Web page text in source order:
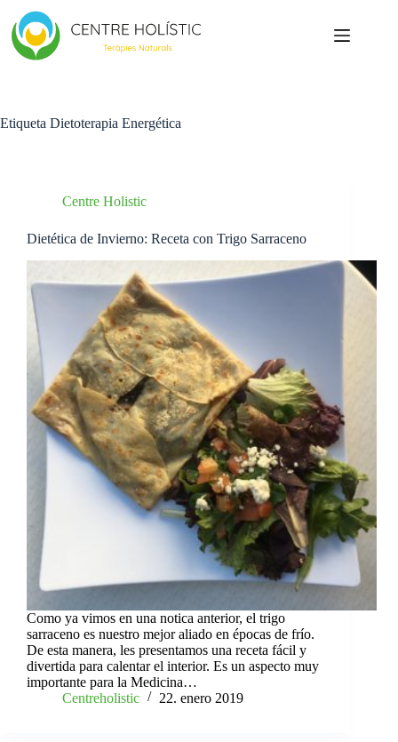
contenido
Etiqueta Dietoterapia Energética
Centre Holistic
Dietética de Invierno: Receta con Trigo Sarraceno
Como ya vimos en una notica anterior, el trigo
sarraceno es nuestro mejor aliado en épocas de frío.
De esta manera, les presentamos una receta fácil y
divertida para calentar el interior. Es un aspecto muy
importante para la Medicina…
Centreholistic
22. enero 2019